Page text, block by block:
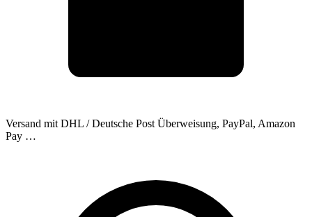
Versand mit DHL / Deutsche Post Überweisung, PayPal, Amazon
Pay …